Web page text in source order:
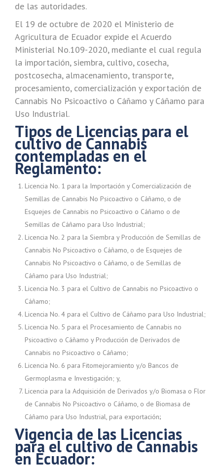
de las autoridades.
El 19 de octubre de 2020 el Ministerio de
Agricultura de Ecuador expide el Acuerdo
Ministerial No.109-2020, mediante el cual regula
la importación, siembra, cultivo, cosecha,
postcosecha, almacenamiento, transporte,
procesamiento, comercialización y exportación de
Cannabis No Psicoactivo o Cáñamo y Cáñamo para
Uso Industrial.
Tipos de Licencias para el
cultivo de Cannabis
contempladas en el
Reglamento:
Licencia No. 1 para la Importación y Comercialización de
Semillas de Cannabis No Psicoactivo o Cáñamo, o de
Esquejes de Cannabis no Psicoactivo o Cáñamo o de
Semillas de Cáñamo para Uso Industrial;
Licencia No. 2 para la Siembra y Producción de Semillas de
Cannabis No Psicoactivo o Cáñamo, o de Esquejes de
Cannabis No Psicoactivo o Cáñamo, o de Semillas de
Cáñamo para Uso Industrial;
Licencia No. 3 para el Cultivo de Cannabis no Psicoactivo o
Cáñamo;
Licencia No. 4 para el Cultivo de Cáñamo para Uso Industrial;
Licencia No. 5 para el Procesamiento de Cannabis no
Psicoactivo o Cáñamo y Producción de Derivados de
Cannabis no Psicoactivo o Cáñamo;
Licencia No. 6 para Fitomejoramiento y/o Bancos de
Germoplasma e Investigación; y,
Licencia para la Adquisición de Derivados y/o Biomasa o Flor
de Cannabis No Psicoactivo o Cáñamo, o de Biomasa de
Cáñamo para Uso Industrial, para exportación;
Vigencia de las Licencias
para el cultivo de Cannabis
en Ecuador: